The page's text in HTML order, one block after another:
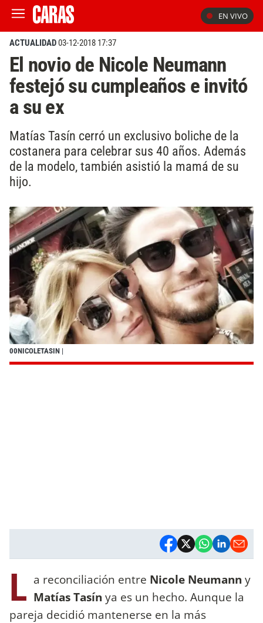
EN VIVO
ACTUALIDAD03-12-2018 17:37
El novio de Nicole Neumann
festejó su cumpleaños e invitó
a su ex
Matías Tasín cerró un exclusivo boliche de la
costanera para celebrar sus 40 años. Además
de la modelo, también asistió la mamá de su
hijo.
00NICOLETASIN |
L a reconciliación entre Nicole Neumann y
Matías Tasín ya es un hecho. Aunque la
pareja decidió mantenerse en la más